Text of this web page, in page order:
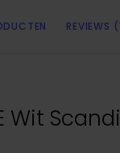
REVIEWS
Wit